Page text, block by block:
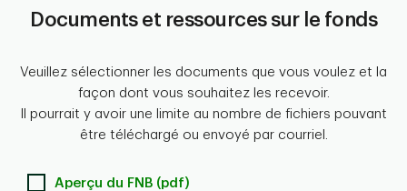
Documents et ressources sur le fonds
Veuillez sélectionner les documents que vous voulez et la
façon dont vous souhaitez les recevoir.
Il pourrait y avoir une limite au nombre de fichiers pouvant
être téléchargé ou envoyé par courriel.
Aperçu du FNB (pdf)